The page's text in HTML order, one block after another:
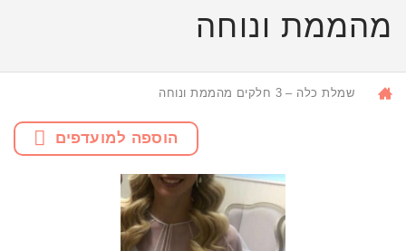
מהממת ונוחה
שמלת כלה – 3 חלקים מהממת ונוחה
הוספה למועדפים